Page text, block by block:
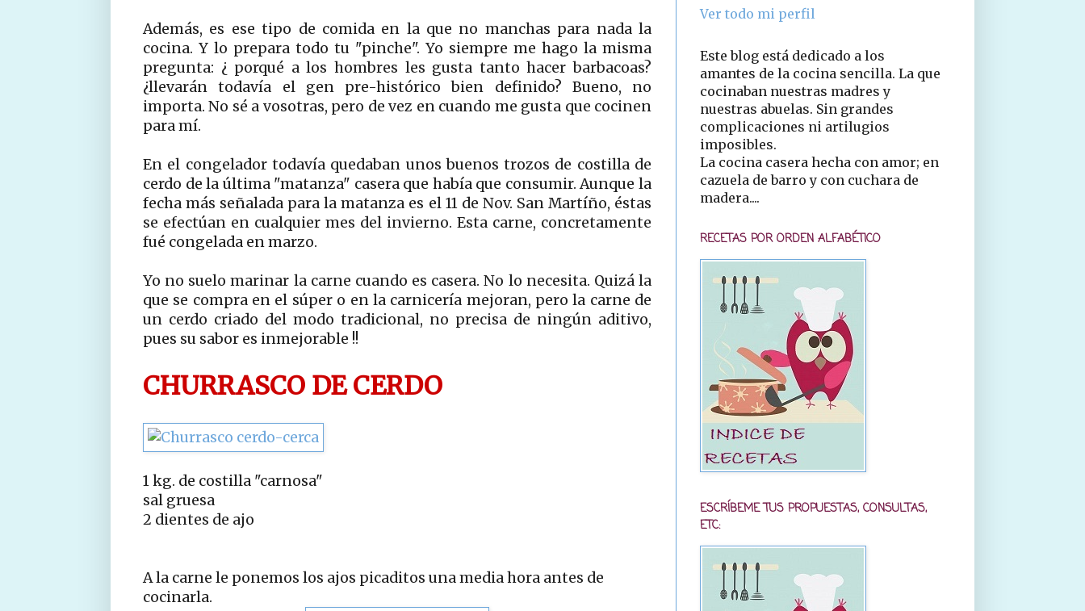
Además, es ese tipo de comida en la que no manchas para nada la
cocina. Y lo prepara todo tu "pinche". Yo siempre me hago la misma
pregunta: ¿ porqué a los hombres les gusta tanto hacer barbacoas?
¿llevarán todavía el gen pre-histórico bien definido? Bueno, no
importa. No sé a vosotras, pero de vez en cuando me gusta que cocinen
para mí.
En el congelador todavía quedaban unos buenos trozos de costilla de
cerdo de la última "matanza" casera que había que consumir. Aunque la
fecha más señalada para la matanza es el 11 de Nov. San Martíño, éstas
se efectúan en cualquier mes del invierno. Esta carne, concretamente
fué congelada en marzo.
Yo no suelo marinar la carne cuando es casera. No lo necesita. Quizá la
que se compra en el súper o en la carnicería mejoran, pero la carne de
un cerdo criado del modo tradicional, no precisa de ningún aditivo,
pues su sabor es inmejorable !!
CHURRASCO DE CERDO
1 kg. de costilla "carnosa"
sal gruesa
2 dientes de ajo
A la carne le ponemos los ajos picaditos una media hora antes de
cocinarla.
Ver todo mi perfil
Este blog está dedicado a los
amantes de la cocina sencilla. La que
cocinaban nuestras madres y
nuestras abuelas. Sin grandes
complicaciones ni artilugios
imposibles.
La cocina casera hecha con amor; en
cazuela de barro y con cuchara de
madera....
RECETAS POR ORDEN ALFABÉTICO
ESCRÍBEME TUS PROPUESTAS, CONSULTAS,
ETC: